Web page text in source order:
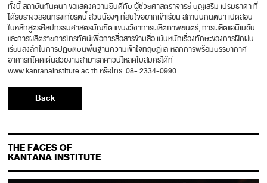
ทั้งนี้ สถาบันกันตนา ขอแสดงความยินดีกับ ผู้ช่วยศาสตราจารย์ บุญเสริม เปรมธาดา ที่
ได้รับรางวัลอันทรงเกียรตินี้ ส่วนน้องๆ ที่สนใจอยากเข้าเรียน สถาบันกันตนา เปิดสอน
ในหลักสูตรศิลปกรรมศาสตรบัณฑิต แขนงวิชาการผลิตภาพยนตร์, การผลิตแอนิเมชัน
และการผลิตรายการโทรทัศน์เพื่อการสื่อสารข้ามสื่อ เน้นหนักเรื่องทักษะของการฝึกฝน
เรียนลงลึกในการปฏิบัติบนพื้นฐานความเข้าใจทฤษฎีและหลักการพร้อมบรรยากาศ
อาคารที่โดดเด่นสวยงามสามารถดาวน์โหลดใบสมัครได้ที่
www.kantanainstitute.ac.th หรือโทร. 08- 2334-0990
Back
THE FACES OF
KANTANA INSTITUTE